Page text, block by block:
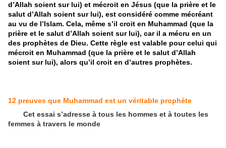
d’Allah soient sur lui) et mécroit en Jésus (que la prière et le
salut d’Allah soient sur lui), est considéré comme mécréant
au vu de l’Islam. Cela, même s’il croit en Muhammad (que la
prière et le salut d’Allah soient sur lui), car il a mécru en un
des prophètes de Dieu. Cette règle est valable pour celui qui
mécroit en Muhammad (que la prière et le salut d’Allah
soient sur lui), alors qu’il croit en d’autres prophètes.
12 preuves que Muhammad est un véritable prophète
Cet essai s’adresse à tous les hommes et à toutes les
femmes à travers le monde